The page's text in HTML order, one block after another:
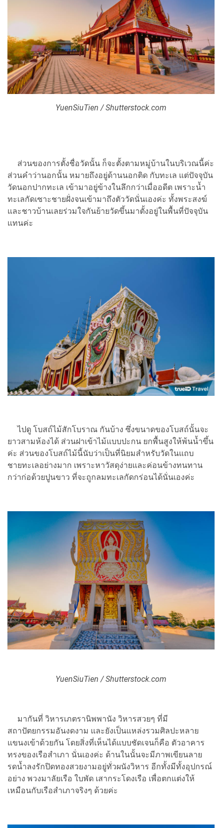
YuenSiuTien / Shutterstock.com
ส่วนของการตั้งชื่อวัดนั้น ก็จะตั้งตามหมู่บ้านในบริเวณนี้ค่ะ
ส่วนคำว่านอกนั้น หมายถึงอยู่ด้านนอกติด กับทะเล แต่ปัจจุบัน
วัดนอกปากทะเล เข้ามาอยู่ข้างในลึกกว่าเมื่ออดีต เพราะน้ำ
ทะเลกัดเซาะชายฝั่งจนเข้ามาถึงตัววัดนั่นเองค่ะ ทั้งพระสงฆ์
และชาวบ้านเลยร่วมใจกันย้ายวัดขึ้นมาตั้งอยู่ในพื้นที่ปัจจุบัน
แทนค่ะ
ไปดู โบสถ์ไม้สักโบราณ กันบ้าง ซึ่งขนาดของโบสถ์นั้นจะ
ยาวสามห้องได้ ส่วนฝาเข้าไม้แบบปะกน ยกพื้นสูงให้พ้นน้ำขึ้น
ค่ะ ส่วนของโบสถ์ไม้นี้นับว่าเป็นที่นิยมสำหรับวัดในแถบ
ชายทะเลอย่างมาก เพราะหาวัสดุง่ายและค่อนข้างทนทาน
กว่าก่อด้วยปูนขาว ที่จะถูกลมทะเลกัดกร่อนได้นั่นเองค่ะ
YuenSiuTien / Shutterstock.com
มากันที่ วิหารเภตรานิพพานัง วิหารสวยๆ ที่มี
สถาปัตยกรรมอันงดงาม และยังเป็นแหล่งรวมศิลปะหลาย
แขนงเข้าด้วยกัน โดยสิ่งที่เห็นได้แบบชัดเจนก็คือ ตัวอาคาร
ทรงของเรือสำเภา นั่นเองค่ะ ด้านในนั้นจะมีภาพเขียนลาย
รดน้ำลงรักปิดทองสวยงามอยู่ทั่วผนังวิหาร อีกทั้งมีทั้งอุปกรณ์
อย่าง พวงมาลัยเรือ ใบพัด เสากระโดงเรือ เพื่อตกแต่งให้
เหมือนกับเรือสำเภาจริงๆ ด้วยค่ะ